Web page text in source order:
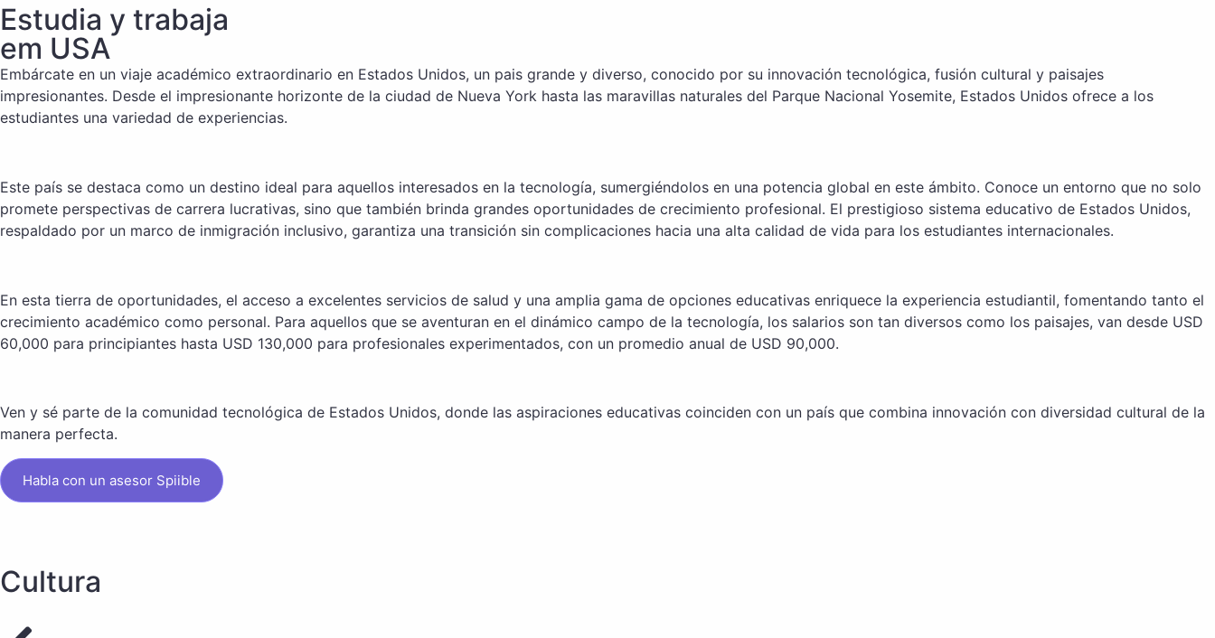
Estudia y trabaja
em USA
Embárcate en un viaje académico extraordinario en Estados Unidos, un pais grande y diverso, conocido por su innovación tecnológica, fusión cultural y paisajes
impresionantes. Desde el impresionante horizonte de la ciudad de Nueva York hasta las maravillas naturales del Parque Nacional Yosemite, Estados Unidos ofrece a los
estudiantes una variedad de experiencias.
Este país se destaca como un destino ideal para aquellos interesados en la tecnología, sumergiéndolos en una potencia global en este ámbito. Conoce un entorno que no solo
promete perspectivas de carrera lucrativas, sino que también brinda grandes oportunidades de crecimiento profesional. El prestigioso sistema educativo de Estados Unidos,
respaldado por un marco de inmigración inclusivo, garantiza una transición sin complicaciones hacia una alta calidad de vida para los estudiantes internacionales.
En esta tierra de oportunidades, el acceso a excelentes servicios de salud y una amplia gama de opciones educativas enriquece la experiencia estudiantil, fomentando tanto el
crecimiento académico como personal. Para aquellos que se aventuran en el dinámico campo de la tecnología, los salarios son tan diversos como los paisajes, van desde USD
60,000 para principiantes hasta USD 130,000 para profesionales experimentados, con un promedio anual de USD 90,000.
Ven y sé parte de la comunidad tecnológica de Estados Unidos, donde las aspiraciones educativas coinciden con un país que combina innovación con diversidad cultural de la
manera perfecta.
Habla con un asesor Spiible
Cultura